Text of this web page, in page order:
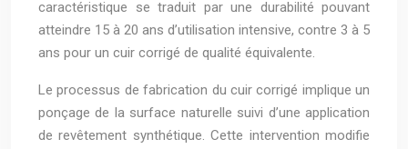
caractéristique se traduit par une durabilité pouvant
atteindre 15 à 20 ans d’utilisation intensive, contre 3 à 5
ans pour un cuir corrigé de qualité équivalente.
Le processus de fabrication du cuir corrigé implique un
ponçage de la surface naturelle suivi d’une application
de revêtement synthétique. Cette intervention modifie